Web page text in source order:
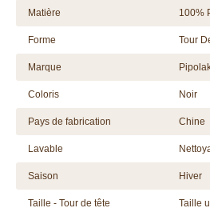
Matière 100%
Forme Tour
Marque
Coloris Noir
Pays de fabrication Chine
Lavable
Saison Hiver
Taille - Tour de tête Taille